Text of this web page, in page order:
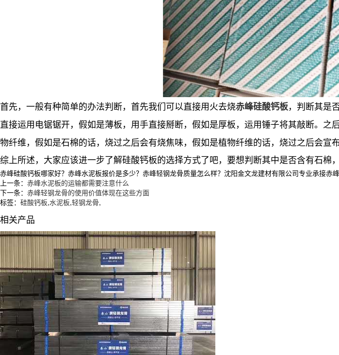
首先，一般有种简单的办法判断，首先我们可以直接用火去烧赤峰硅酸钙板，判断其是
直接运用电锯锯开，假如是薄板，用手直接掰断，假如是厚板，运用锤子将其敲断。之
物纤维，假如是石棉的话，烧过之后会有烧焦味，假如是植物纤维的话，烧过之后会宣
综上所述，大家应该进一步了解硅酸钙板的选择方式了吧，要想判断其中是否含有石棉
赤峰硅酸钙板哪家好？赤峰水泥板报价是多少？赤峰轻钢龙骨质量怎么样？沈阳金文龙建材有限公司专业承接赤
上一条： 赤峰水泥板的运输都需要注意什么
下一条： 赤峰轻钢龙骨的使用价值体现在这些方面
标签： 硅酸钙板,水泥板,轻钢龙骨,
相关产品